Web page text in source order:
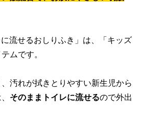
に流せるおしりふき」は、「キッズ
ムです。
汚れが拭きとりやすい新生児から
そのままトイレに流せる ので外出